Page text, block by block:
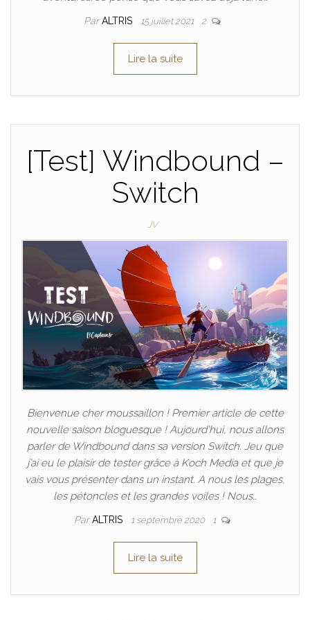
ParALTRIS 15 juillet 2021 2
Lire la suite
[Test] Windbound –
Switch
JV
Bienvenue cher moussaillon ! Premier article de cette
nouvelle saison bloguesque ! Aujourd’hui, nous allons
parler de Windbound dans sa version Switch. Jeu que
j’ai eu le plaisir de tester grâce à Koch Media et que je
vais vous présenter dans un instant. A nous les plages,
les pétoncles et les grandes voiles ! Nous…
ParALTRIS 1 septembre 2020 1
Lire la suite